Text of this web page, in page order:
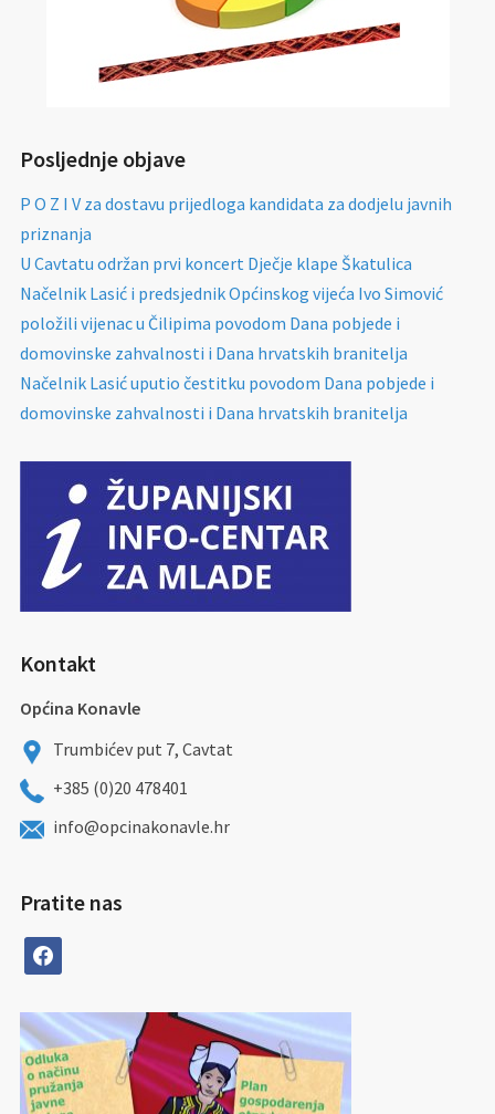
Posljednje objave
P O Z I V za dostavu prijedloga kandidata za dodjelu javnih
priznanja
U Cavtatu održan prvi koncert Dječje klape Škatulica
Načelnik Lasić i predsjednik Općinskog vijeća Ivo Simović
položili vijenac u Čilipima povodom Dana pobjede i
domovinske zahvalnosti i Dana hrvatskih branitelja
Načelnik Lasić uputio čestitku povodom Dana pobjede i
domovinske zahvalnosti i Dana hrvatskih branitelja
Kontakt
Općina Konavle
Trumbićev put 7, Cavtat
+385 (0)20 478401
info@opcinakonavle.hr
Pratite nas
facebook